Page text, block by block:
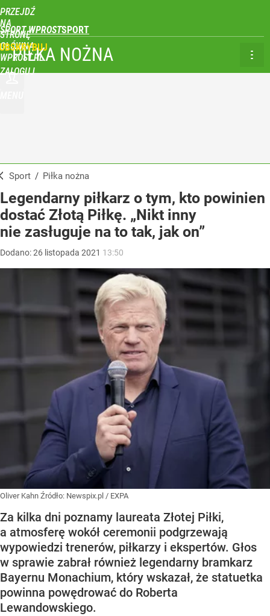
PRZEJDŹ
NA
STRONĘ
GŁÓWNĄ
WPROST.PL
SPORT WPROST
ZALOGUJ
PIŁKA NOŻNA
Sport / Piłka nożna
Legendarny piłkarz o tym, kto powinien
dostać Złotą Piłkę. „Nikt inny
nie zasługuje na to tak, jak on”
Dodano:26 listopada 2021 13:50
Oliver Kahn Źródło: Newspix.pl / EXPA
Za kilka dni poznamy laureata Złotej Piłki,
a atmosferę wokół ceremonii podgrzewają
wypowiedzi trenerów, piłkarzy i ekspertów. Głos
w sprawie zabrał również legendarny bramkarz
Bayernu Monachium, który wskazał, że statuetka
powinna powędrować do Roberta
Lewandowskiego.